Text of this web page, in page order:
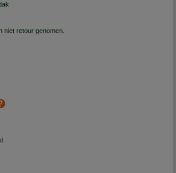
niet retour genomen.